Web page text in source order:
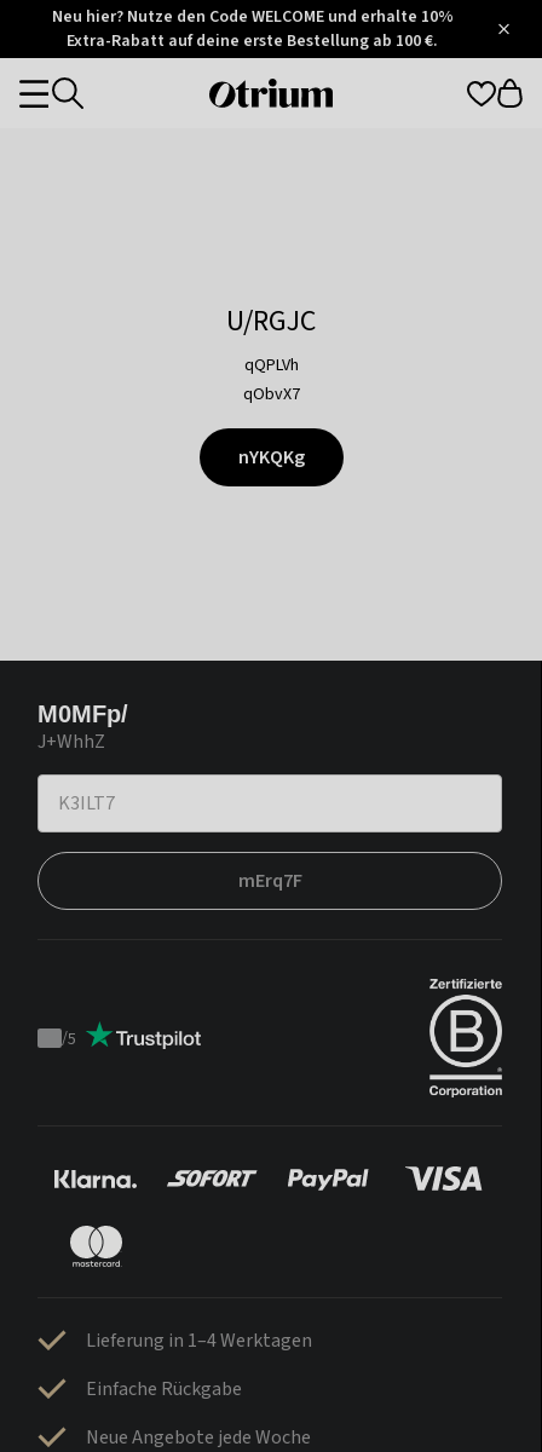
Otrium
Trustpilot
Neu hier? Nutze den Code WELCOME und erhalte 10%
Extra-Rabatt auf deine erste Bestellung ab 100 €.
Otrium
Categories
U/RGJC
qQPLVh
qObvX7
nYKQKg
M0MFp/
J+WhhZ
mErq7F
Trustpilot
/5
Lieferung in 1–4 Werktagen
Einfache Rückgabe
Neue Angebote jede Woche